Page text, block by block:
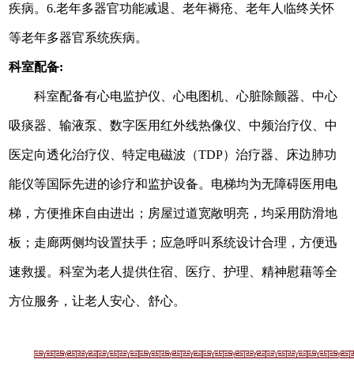
疾病。6.老年多器官功能减退、老年褥疮、老年人临终关怀
等老年多器官系统疾病。
科室配备:
科室配备有心电监护仪、心电图机、心脏除颤器、中心
吸痰器、输液泵、数字医用红外线热像仪、中频治疗仪、中
医定向透化治疗仪、特定电磁波（TDP）治疗器、床边肺功
能仪等国际先进的诊疗和监护设备。电梯均为无障碍医用电
梯，方便推床自由进出；房屋过道宽敞明亮，均采用防滑地
板；走廊两侧均设置扶手；应急呼叫系统设计合理，方便迅
速救援。科室为老人提供住宿、医疗、护理、精神慰藉等全
方位服务，让老人安心、舒心。